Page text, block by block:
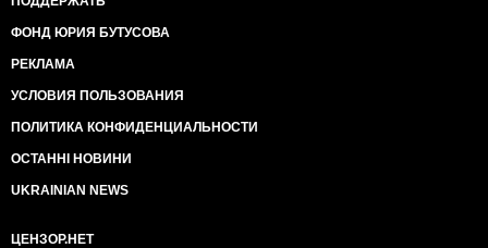
ФОНД ЮРИЯ БУТУСОВА
РЕКЛАМА
УСЛОВИЯ ПОЛЬЗОВАНИЯ
ПОЛИТИКА КОНФИДЕНЦИАЛЬНОСТИ
ОСТАННІ НОВИНИ
UKRAINIAN NEWS
ЦЕНЗОР.НЕТ